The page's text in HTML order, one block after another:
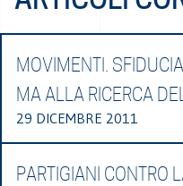
MOVIMENTI.
MA ALLA RICERCA
29 DICEMBRE 2011
PARTIGIANI CONTRO